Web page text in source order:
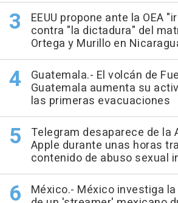
EEUU propone ante la OEA
contra "la dictadura" del
Ortega y Murillo en
Guatemala.- El volcán de
Guatemala aumenta su
las primeras evacuaciones
Telegram desaparece de la
Apple durante unas horas
contenido de abuso sexual
México.- México investiga